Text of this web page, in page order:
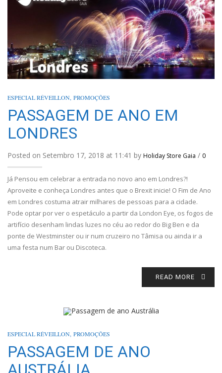
ESPECIAL RÉVEILLON, PROMOÇÕES
PASSAGEM DE ANO EM
LONDRES
Posted on Setembro 17, 2018 at 11:41 by Holiday Store Gaia / 0
Já Pensou em celebrar a entrada no novo ano em Londres?!
Aproveite e conheça Londres antes que o Brexit inicie! O Fim de Ano
em Londres costuma atrair milhares de pessoas para a cidade.
Pode optar por ver o espetáculo a partir da London Eye, os fogos de
artifício desenham lindas luzes no céu ao redor do Big Ben e da
ponte de Westminster ou ir num cruzeiro no Tâmisa ou ainda ir a
uma festa num Bar ou Discoteca.
READ MORE
ESPECIAL RÉVEILLON, PROMOÇÕES
PASSAGEM DE ANO